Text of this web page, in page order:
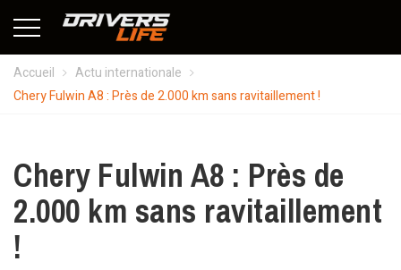
Accueil
Actu internationale
Chery Fulwin A8 : Près de 2.000 km sans ravitaillement !
Chery Fulwin A8 : Près de
2.000 km sans ravitaillement
!